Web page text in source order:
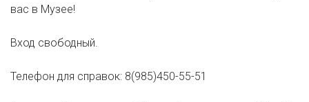
вас в Музее!
Вход свободный.
Телефон для справок: 8(985)450-55-51